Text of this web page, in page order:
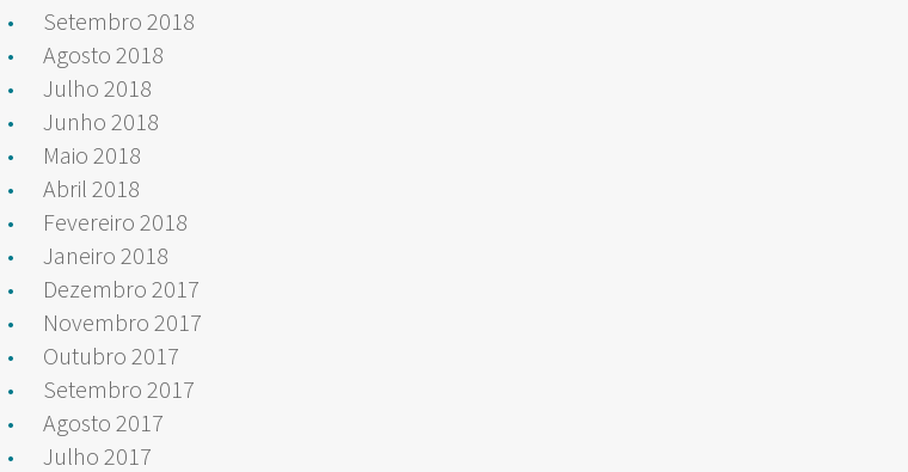
Setembro 2018
Agosto 2018
Julho 2018
Junho 2018
Maio 2018
Abril 2018
Fevereiro 2018
Janeiro 2018
Dezembro 2017
Novembro 2017
Outubro 2017
Setembro 2017
Agosto 2017
Julho 2017